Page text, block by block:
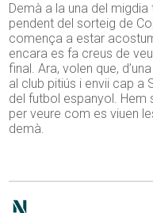
Demà a la una del
pendent del sorteig de
comença a estar
encara es fa creus de
final. Ara, volen que,
al club pitiús i envii cap a
del futbol espanyol.
per veure com es viuen
demà.